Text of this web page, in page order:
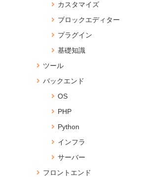
【JavaScript】
ンツの読み込み
ベントを発火する
【無料】ブラ
し文字を追加
Jupyter
Anaconda のア
15 views
yml ファイルか
想環境をつくる
15967 views
【JavaScript】
ンツの読み込
Cannot
daemon で
Reactページの
るまでの間ロ
する
React プロジ
ファイルの命名
1 view
【無料】ブラ
し文字を追加
【Python】
ファイルを実
【ACF】
入れ子になっ
ルドに値を追加
カスタマイズ
ブロックエディター
プラグイン
基礎知識
ツール
バックエンド
OS
PHP
Python
インフラ
サーバー
フロントエンド